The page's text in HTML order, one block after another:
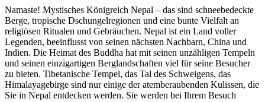
Namaste! Mystisches Königreich Nepal – das sind schneebedeckte
Berge, tropische Dschungelregionen und eine bunte Vielfalt an
religiösen Ritualen und Gebräuchen. Nepal ist ein Land voller
Legenden, beeinflusst von seinen nächsten Nachbarn, China und
Indien. Die Heimat des Buddha hat mit seinen unzähligen Tempeln
und seinen einzigartigen Berglandschaften viel für seine Besucher
zu bieten. Tibetanische Tempel, das Tal des Schweigens, das
Himalayagebirge sind nur einige der atemberaubenden Kulissen, die
Sie in Nepal entdecken werden. Sie werden bei Ihrem Besuch